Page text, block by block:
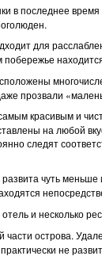
последнее
для
прозвали
красивым и
на любой
следят
чуть
и несколько
острова.
не